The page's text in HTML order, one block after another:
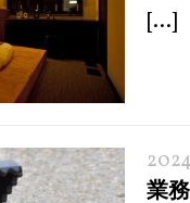
[...]
業